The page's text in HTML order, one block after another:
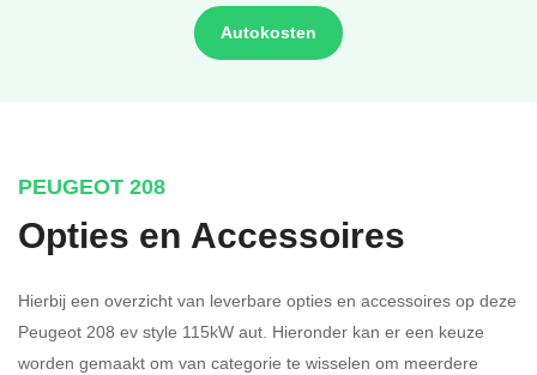
Autokosten
PEUGEOT 208
Opties en Accessoires
Hierbij een overzicht van leverbare opties en accessoires op deze
Peugeot 208 ev style 115kW aut. Hieronder kan er een keuze
worden gemaakt om van categorie te wisselen om meerdere